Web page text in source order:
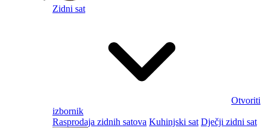
Zidni sat
Otvoriti
izbornik
Rasprodaja zidnih satova Kuhinjski sat Dječji zidni sat